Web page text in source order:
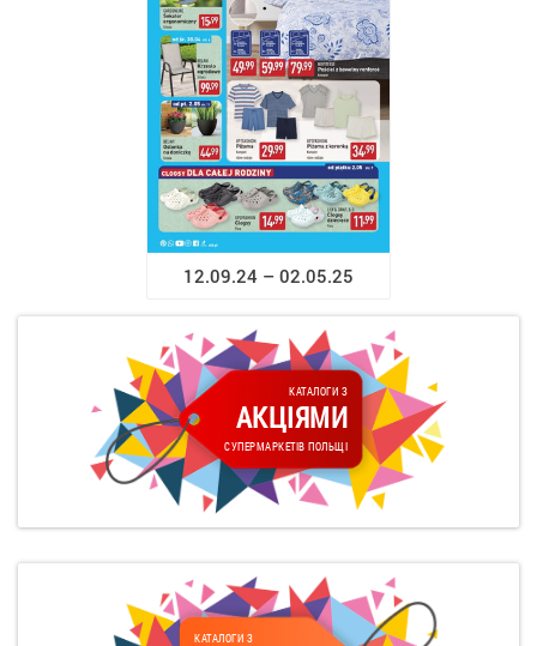
12.09.24 – 02.05.25
КАТАЛОГИ З
АКЦІЯМИ
СУПЕРМАРКЕТІВ ПОЛЬЩІ
КАТАЛОГИ З